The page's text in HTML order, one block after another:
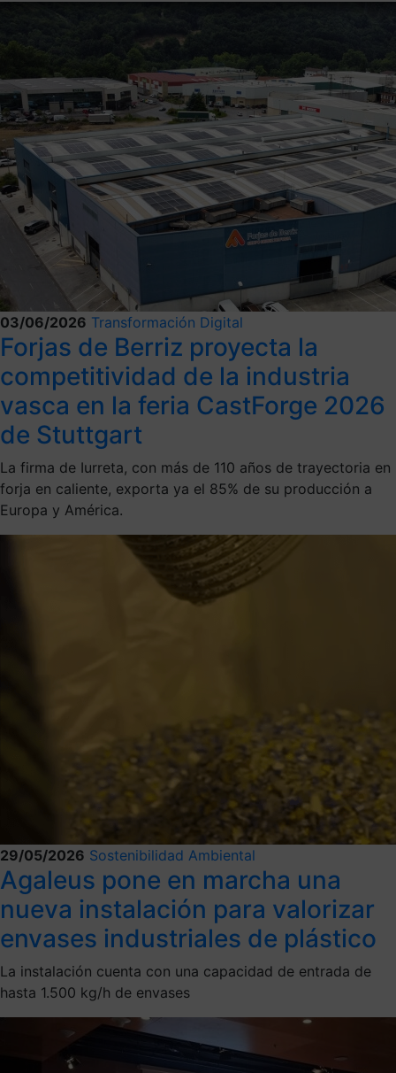
03/06/2026 Transformación Digital
Forjas de Berriz proyecta la
competitividad de la industria
vasca en la feria CastForge 2026
de Stuttgart
La firma de Iurreta, con más de 110 años de trayectoria en
forja en caliente, exporta ya el 85% de su producción a
Europa y América.
29/05/2026 Sostenibilidad Ambiental
Agaleus pone en marcha una
nueva instalación para valorizar
envases industriales de plástico
La instalación cuenta con una capacidad de entrada de
hasta 1.500 kg/h de envases